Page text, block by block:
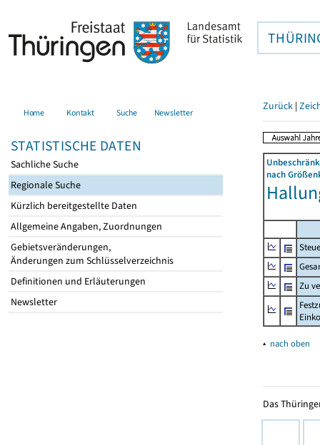
Home Kontakt Suche Newsletter
STATISTISCHE DATEN
Sachliche Suche
Regionale Suche
Kürzlich bereitgestellte Daten
Allgemeine Angaben, Zuordnungen
Gebietsveränderungen,
Änderungen zum Schlüsselverzeichnis
Definitionen und Erläuterungen
Newsletter
Zurück |
nach
Zu
▴ nach oben
Das